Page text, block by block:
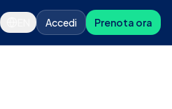
Accedi Prenota ora